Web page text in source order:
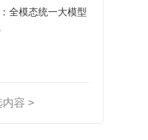
全模态统一大模型
内容 >